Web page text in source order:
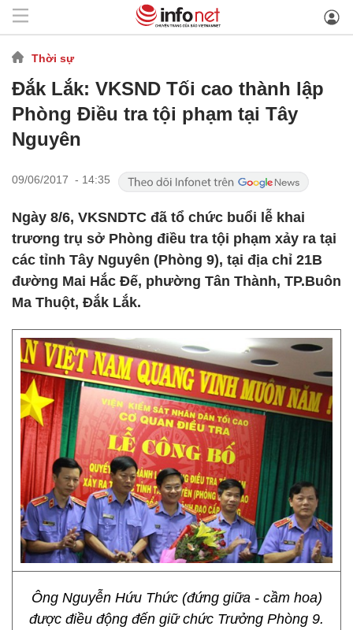
Thời sự
Đắk Lắk: VKSND Tối cao thành lập
Phòng Điều tra tội phạm tại Tây
Nguyên
09/06/2017 - 14:35
Ngày 8/6, VKSNDTC đã tổ chức buổi lễ khai
trương trụ sở Phòng điều tra tội phạm xảy ra tại
các tỉnh Tây Nguyên (Phòng 9), tại địa chỉ 21B
đường Mai Hắc Đế, phường Tân Thành, TP.Buôn
Ma Thuột, Đắk Lắk.
Ông Nguyễn Hứu Thức (đứng giữa - cầm hoa)
được điều động đến giữ chức Trưởng Phòng 9.